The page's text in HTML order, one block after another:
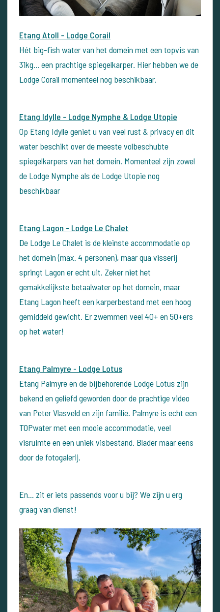
Etang Atoll - Lodge Corail
Hét big-fish water van het domein met een topvis van
31kg… een prachtige spiegelkarper. Hier hebben we de
Lodge Corail momenteel nog beschikbaar.
Etang Idylle - Lodge Nymphe & Lodge Utopie
Op Etang Idylle geniet u van veel rust & privacy en dit
water beschikt over de meeste volbeschubte
spiegelkarpers van het domein. Momenteel zijn zowel
de Lodge Nymphe als de Lodge Utopie nog
beschikbaar
Etang Lagon - Lodge Le Chalet
De Lodge Le Chalet is de kleinste accommodatie op
het domein (max. 4 personen), maar qua visserij
springt Lagon er echt uit. Zeker niet het
gemakkelijkste betaalwater op het domein, maar
Etang Lagon heeft een karperbestand met een hoog
gemiddeld gewicht. Er zwemmen veel 40+ en 50+ers
op het water!
Etang Palmyre - Lodge Lotus
Etang Palmyre en de bijbehorende Lodge Lotus zijn
bekend en geliefd geworden door de prachtige video
van Peter Vlasveld en zijn familie. Palmyre is echt een
TOPwater met een mooie accommodatie, veel
visruimte en een uniek visbestand. Blader maar eens
door de fotogalerij.
En… zit er iets passends voor u bij? We zijn u erg
graag van dienst!